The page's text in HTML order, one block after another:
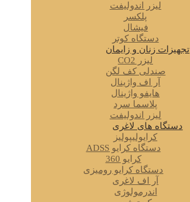
لیزر اندولیفت
پلکسر
فیشال
دستگاه کوتر
تجهیزات زنان و زایمان
لیزر CO2
صندلی کف لگن
آر اف واژینال
هایفو واژینال
پلاسما سرد
لیزر اندولیفت
دستگاه های لاغری
کرایولیپولیز
دستگاه کرایو ADSS
کرایو 360
دستگاه کرایو رومیزی
آر اف لاغری
اندرمولوژی